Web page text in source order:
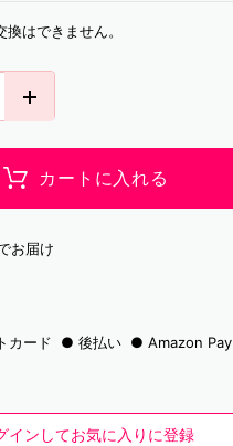
はできません。
カートに入れる
お届け
カード 後払い Amazon Pay
インしてお気に入りに登録